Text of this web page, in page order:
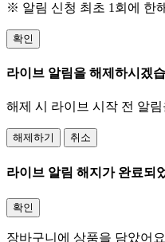
※ 알림 신청 최초 1회에 한
확인
라이브 알림을 해제하시겠
해제 시 라이브 시작 전 알
해제하기 취소
라이브 알림 해지가 완료되
확인
장바구니에 상품을 담았어요